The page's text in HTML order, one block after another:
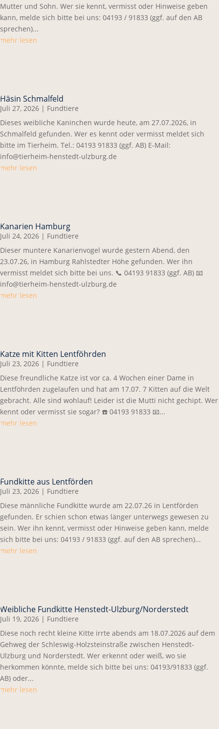
Mutter und Sohn. Wer sie kennt, vermisst oder Hinweise geben
kann, melde sich bitte bei uns: 04193 / 91833 (ggf. auf den AB
sprechen)...
mehr lesen
Häsin Schmalfeld
Juli 27, 2026 | Fundtiere
Dieses weibliche Kaninchen wurde heute, am 27.07.2026, in
Schmalfeld gefunden. Wer es kennt oder vermisst meldet sich
bitte im Tierheim. Tel.: 04193 91833 (ggf. AB) E-Mail:
info@tierheim-henstedt-ulzburg.de
mehr lesen
Kanarien Hamburg
Juli 24, 2026 | Fundtiere
Dieser muntere Kanarienvogel wurde gestern Abend, den
23.07.26, in Hamburg Rahlstedter Höhe gefunden. Wer ihn
vermisst meldet sich bitte bei uns. 📞 04193 91833 (ggf. AB) 📧
info@tierheim-henstedt-ulzburg.de
mehr lesen
Katze mit Kitten Lentföhrden
Juli 23, 2026 | Fundtiere
Diese freundliche Katze ist vor ca. 4 Wochen einer Dame in
Lentföhrden zugelaufen und hat am 17.07. 7 Kitten auf die Welt
gebracht. Alle sind wohlauf! Leider ist die Mutti nicht gechipt. Wer
kennt oder vermisst sie sogar? ☎️ 04193 91833 📧...
mehr lesen
Fundkitte aus Lentförden
Juli 23, 2026 | Fundtiere
Diese männliche Fundkitte wurde am 22.07.26 in Lentförden
gefunden. Er schien schon etwas länger unterwegs gewesen zu
sein. Wer ihn kennt, vermisst oder Hinweise geben kann, melde
sich bitte bei uns: 04193 / 91833 (ggf. auf den AB sprechen)...
mehr lesen
Weibliche Fundkitte Henstedt-Ulzburg/Norderstedt
Juli 19, 2026 | Fundtiere
Diese noch recht kleine Kitte irrte abends am 18.07.2026 auf dem
Gehweg der Schleswig-Holzsteinstraße zwischen Henstedt-
Ulzburg und Norderstedt. Wer erkennt oder weiß, wo sie
herkommen könnte, melde sich bitte bei uns: 04193/91833 (ggf.
AB) oder...
mehr lesen